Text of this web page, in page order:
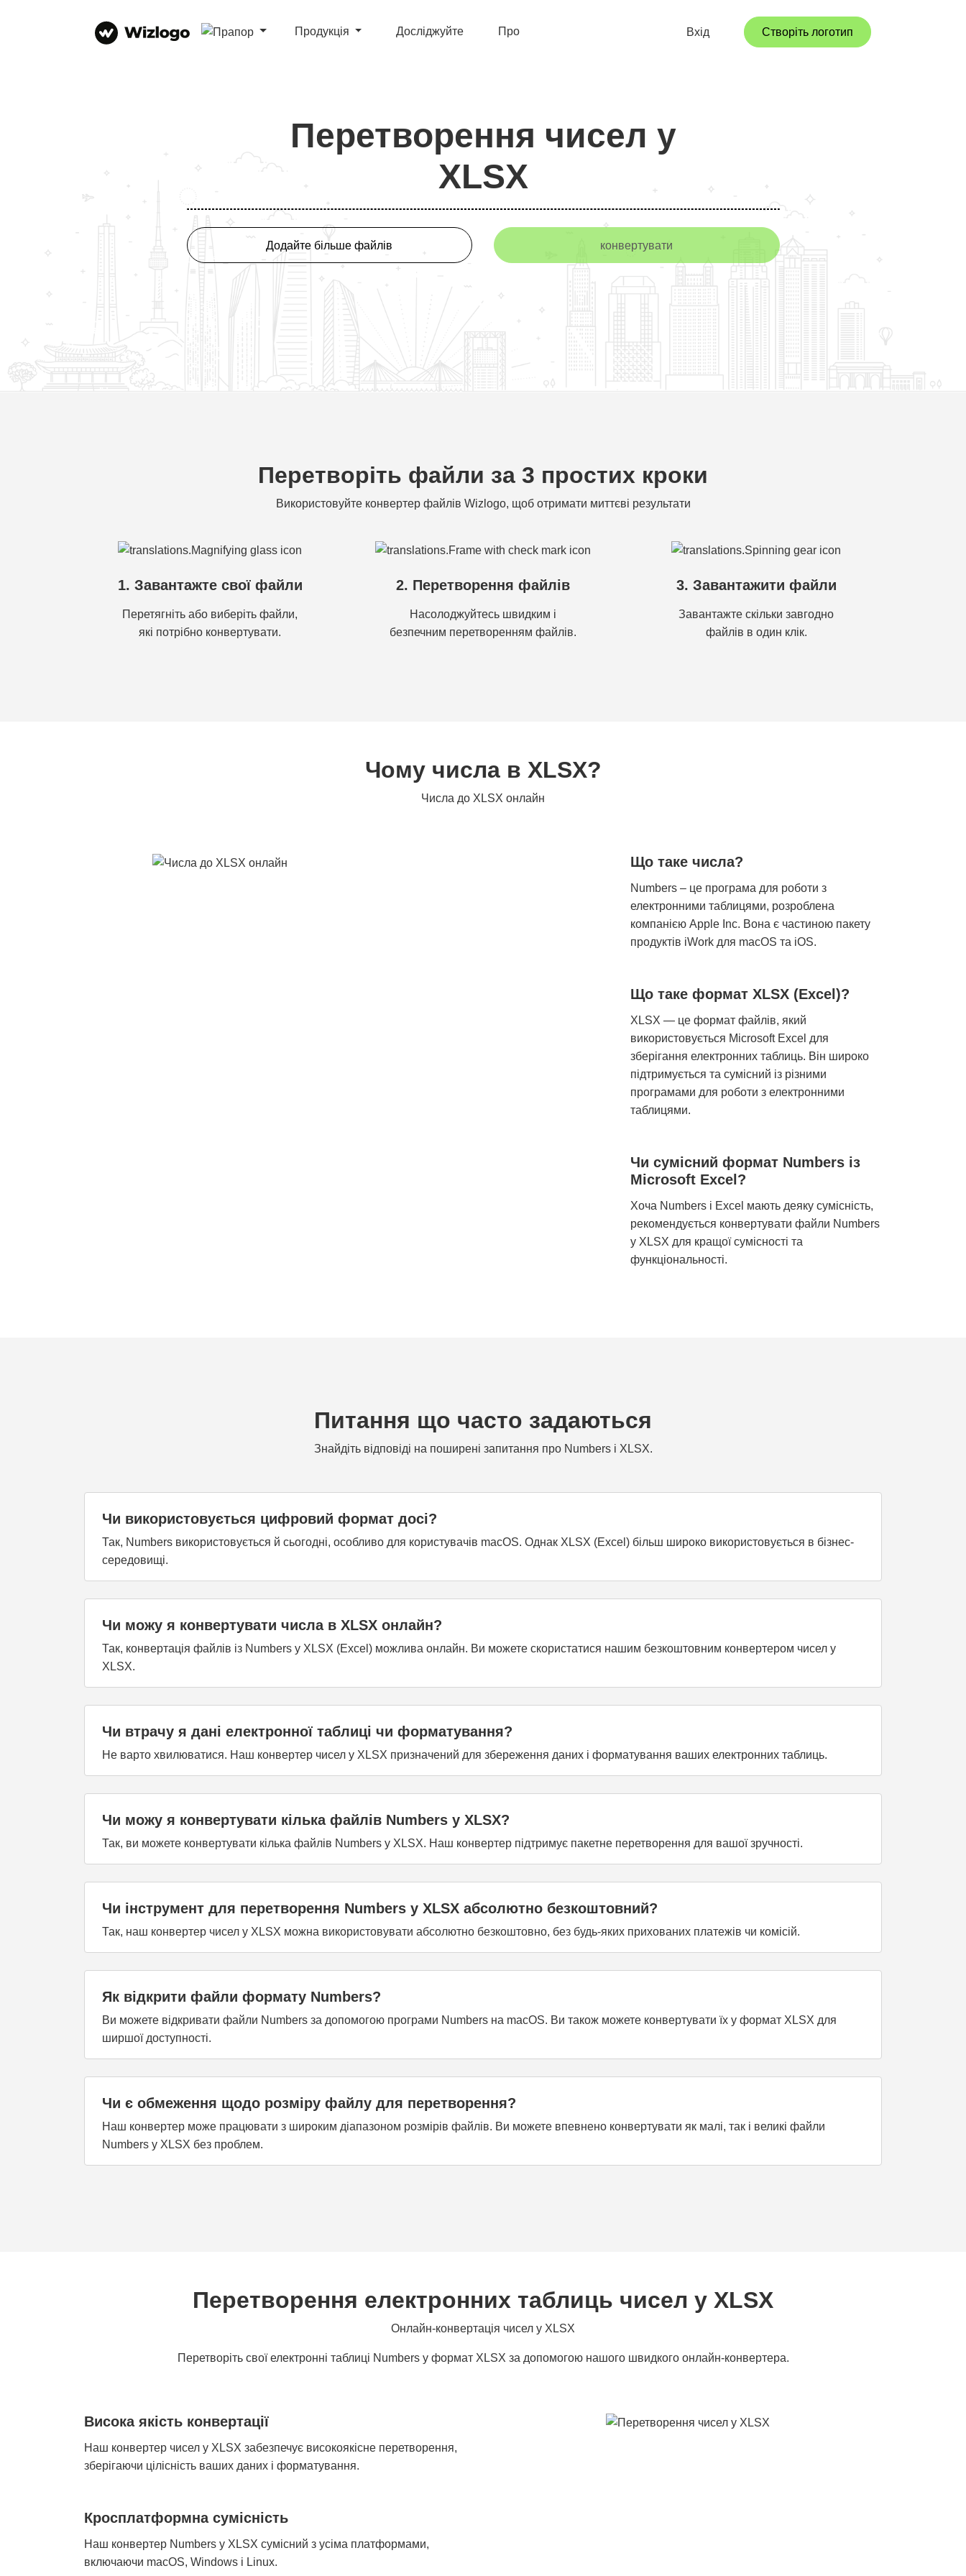
Продукція Досліджуйте Про Вхід Створіть логотип
Перетворення чисел у
XLSX
Додайте більше файлів конвертувати
Перетворіть файли за 3 простих кроки
Використовуйте конвертер файлів Wizlogo, щоб отримати миттєві результати
1. Завантажте свої файли
Перетягніть або виберіть файли,
які потрібно конвертувати.
2. Перетворення файлів
Насолоджуйтесь швидким і
безпечним перетворенням файлів.
3. Завантажити файли
Завантажте скільки завгодно
файлів в один клік.
Чому числа в XLSX?
Числа до XLSX онлайн
Що таке числа?
Numbers – це програма для роботи з
електронними таблицями, розроблена
компанією Apple Inc. Вона є частиною пакету
продуктів iWork для macOS та iOS.
Що таке формат XLSX (Excel)?
XLSX — це формат файлів, який
використовується Microsoft Excel для
зберігання електронних таблиць. Він широко
підтримується та сумісний із різними
програмами для роботи з електронними
таблицями.
Чи сумісний формат Numbers із
Microsoft Excel?
Хоча Numbers і Excel мають деяку сумісність,
рекомендується конвертувати файли Numbers
у XLSX для кращої сумісності та
функціональності.
Питання що часто задаються
Знайдіть відповіді на поширені запитання про Numbers і XLSX.
Чи використовується цифровий формат досі?
Так, Numbers використовується й сьогодні, особливо для користувачів macOS. Однак XLSX (Excel) більш широко використовується в бізнес-
середовищі.
Чи можу я конвертувати числа в XLSX онлайн?
Так, конвертація файлів із Numbers у XLSX (Excel) можлива онлайн. Ви можете скористатися нашим безкоштовним конвертером чисел у
XLSX.
Чи втрачу я дані електронної таблиці чи форматування?
Не варто хвилюватися. Наш конвертер чисел у XLSX призначений для збереження даних і форматування ваших електронних таблиць.
Чи можу я конвертувати кілька файлів Numbers у XLSX?
Так, ви можете конвертувати кілька файлів Numbers у XLSX. Наш конвертер підтримує пакетне перетворення для вашої зручності.
Чи інструмент для перетворення Numbers у XLSX абсолютно безкоштовний?
Так, наш конвертер чисел у XLSX можна використовувати абсолютно безкоштовно, без будь-яких прихованих платежів чи комісій.
Як відкрити файли формату Numbers?
Ви можете відкривати файли Numbers за допомогою програми Numbers на macOS. Ви також можете конвертувати їх у формат XLSX для
ширшої доступності.
Чи є обмеження щодо розміру файлу для перетворення?
Наш конвертер може працювати з широким діапазоном розмірів файлів. Ви можете впевнено конвертувати як малі, так і великі файли
Numbers у XLSX без проблем.
Перетворення електронних таблиць чисел у XLSX
Онлайн-конвертація чисел у XLSX
Перетворіть свої електронні таблиці Numbers у формат XLSX за допомогою нашого швидкого онлайн-конвертера.
Висока якість конвертації
Наш конвертер чисел у XLSX забезпечує високоякісне перетворення,
зберігаючи цілісність ваших даних і форматування.
Кросплатформна сумісність
Наш конвертер Numbers у XLSX сумісний з усіма платформами,
включаючи macOS, Windows і Linux.